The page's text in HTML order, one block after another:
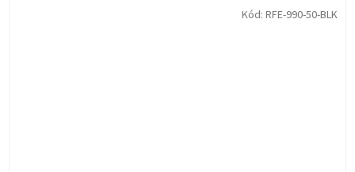
Kód: RFE-990-50-BLK